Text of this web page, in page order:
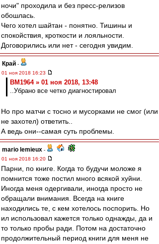
ночи" проходила и без пресс-релизов
обошлась.
Чего хотел шайтан - понятно. Тишины и
спокойствия, кроткости и лояльности.
Договорились или нет - сегодня увидим.
Край -
01 ноя 2018 16:23
BM1964 » 01 ноя 2018, 13:48
..Убрано все четко диагностировал
Но про матчи с тосно и мусорками не смог (или
не захотел) ответить..
А ведь они--самая суть проблемы.
mario lemieux -
01 ноя 2018 16:20
Парни, по книге. Когда то будучи моложе я
помнится тоже постил много всякой хуйни.
Иногда меня одергивали, иногда просто не
обращали внимания. Всегда на книге
находились те, с кем хотелось поспорить. Но
ил использовал кажется только однажды, да и
то только пробы ради. Потом на достаточно
продолжительный период книги для меня не